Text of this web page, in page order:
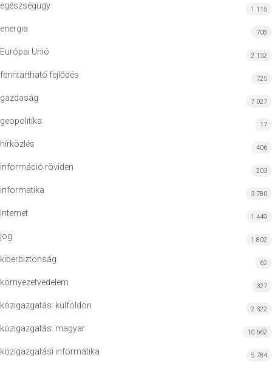
egészségügy 1 115
energia 708
Európai Unió 2 152
fenntartható fejlődés 725
gazdaság 7 027
geopolitika 17
hírközlés 406
információ röviden 203
informatika 3 780
Internet 1 449
jog 1 802
kiberbiztonság 62
környezetvédelem 327
közigazgatás: külföldön 2 322
közigazgatás: magyar 10 662
közigazgatási informatika 5 784